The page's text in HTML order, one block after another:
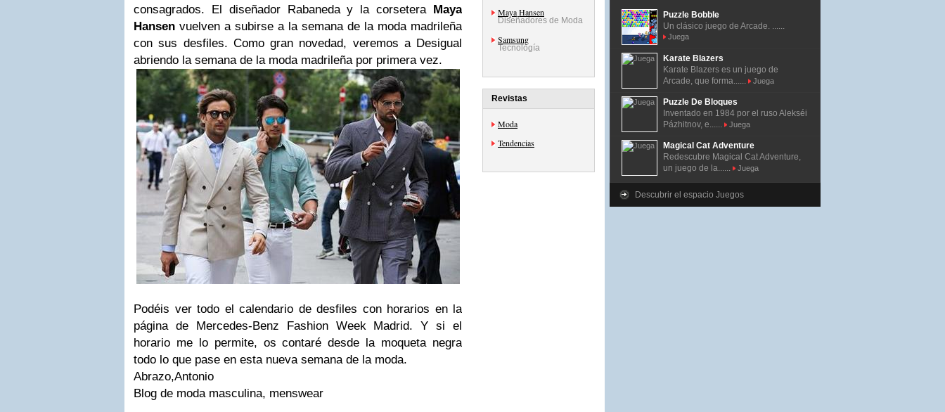
consagrados. El diseñador Rabaneda y la corsetera Maya
Hansen vuelven a subirse a la semana de la moda madrileña
con sus desfiles. Como gran novedad, veremos a Desigual
abriendo la semana de la moda madrileña por primera vez.
Podéis ver todo el calendario de desfiles con horarios en la
página de Mercedes-Benz Fashion Week Madrid. Y si el
horario me lo permite, os contaré desde la moqueta negra
todo lo que pase en esta nueva semana de la moda.
Abrazo,Antonio
Blog de moda masculina, menswear
Maya Hansen
Diseñadores de Moda
Samsung
Tecnología
Revistas
Moda
Tendencias
Puzzle Bobble
Un clásico juego de Arcade. ......
Juega
Karate Blazers
Karate Blazers es un juego de
Arcade, que forma......
Juega
Puzzle De Bloques
Inventado en 1984 por el ruso Alekséi
Pázhitnov, e......
Juega
Magical Cat Adventure
Redescubre Magical Cat Adventure,
un juego de la......
Juega
Descubrir el espacio Juegos